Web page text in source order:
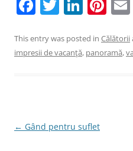
c
e
o
k
itt
er
k
e
er
e
This entry was posted in Călătorii
impresii de vacanţă, panoramă,
Post
← Gând pentru suflet